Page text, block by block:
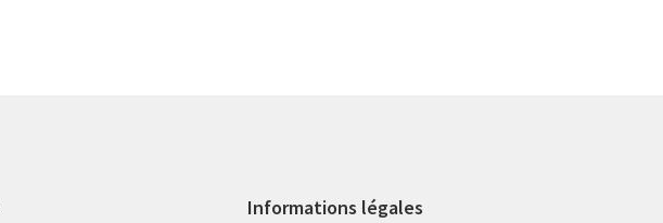
Informations légales